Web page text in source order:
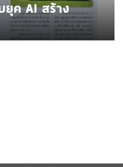
ยุค AI สร้าง